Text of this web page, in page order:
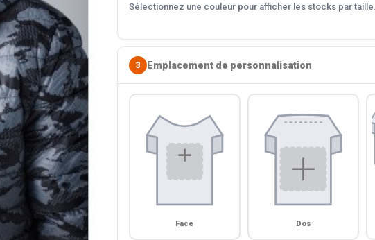
Sélectionnez une couleur pour afficher les stocks par taille.
3 Emplacement de personnalisation
Face Dos